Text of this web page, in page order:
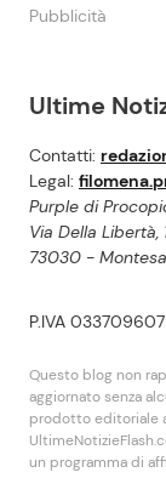
Ultime
Contatti:
Legal:
Purple di
Via Della Libertà,
73030 -
P.IVA
Questo blog non
aggiornato senza
prodotto editoriale
un programma di
Pubblicità